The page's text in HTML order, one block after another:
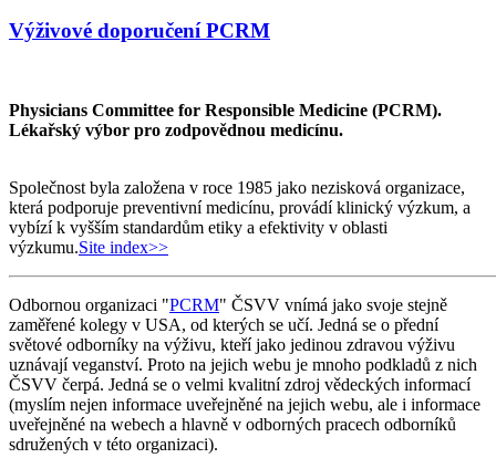
Výživové doporučení PCRM
Physicians Committee for Responsible Medicine (PCRM).
Lékařský výbor pro zodpovědnou medicínu.
Společnost byla založena v roce 1985 jako nezisková organizace,
která podporuje preventivní medicínu, provádí klinický výzkum, a
vybízí k vyšším standardům etiky a efektivity v oblasti
výzkumu.Site index>>
Odbornou organizaci "PCRM" ČSVV vnímá jako svoje stejně
zaměřené kolegy v USA, od kterých se učí. Jedná se o přední
světové odborníky na výživu, kteří jako jedinou zdravou výživu
uznávají veganství. Proto na jejich webu je mnoho podkladů z nich
ČSVV čerpá. Jedná se o velmi kvalitní zdroj vědeckých informací
(myslím nejen informace uveřejněné na jejich webu, ale i informace
uveřejněné na webech a hlavně v odborných pracech odborníků
sdružených v této organizaci).